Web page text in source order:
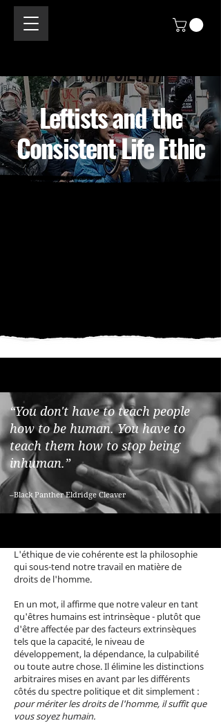
Leftists and the
Consistent Life Ethic
“You don't have to teach people
how to be human. You have to
teach them how to stop being
inhuman.”
–Black Panther Eldridge Cleaver
L'éthique de vie cohérente est la philosophie
qui sous-tend notre travail en matière de
droits de l'homme.
En un mot, il affirme que notre valeur en tant
qu'êtres humains est intrinsèque - plutôt que
d'être affectée par des facteurs extrinsèques
tels que la capacité, le niveau de
développement, la dépendance, la culpabilité
ou toute autre chose. Il élimine les distinctions
arbitraires mises en avant par les différents
côtés du spectre politique et dit simplement :
pour mériter les droits de l'homme, il suffit que
vous soyez humain.